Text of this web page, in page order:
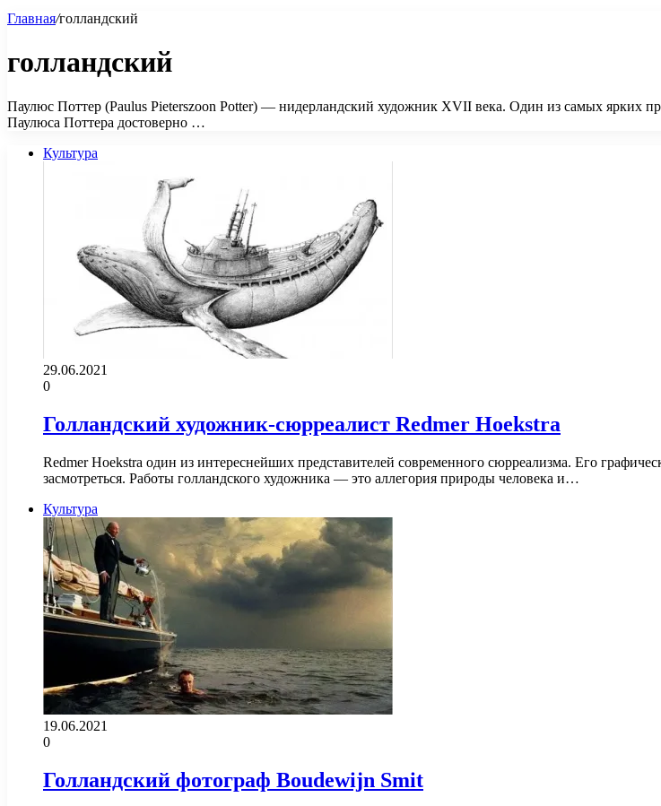
Главная/голландский
голландский
Паулюс Поттер (Paulus Pieterszoon Potter) — нидерландский художник XVII века. Один из самых ярких
Паулюса Поттера достоверно …
Культура
29.06.2021
0
Голландский художник-сюрреалист Redmer Hoekstra
Redmer Hoekstra один из интереснейших представителей современного сюрреализма. Его
засмотреться. Работы голландского художника — это аллегория природы человека и…
Культура
19.06.2021
0
Голландский фотограф Boudewijn Smit